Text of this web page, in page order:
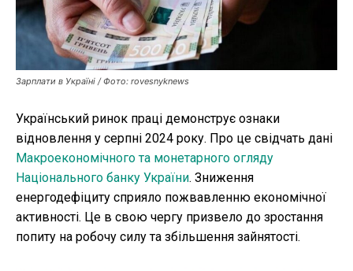
Публікації
ФОП
Ми в соц. мережах
Зарплати в Україні / Фото: rovesnyknews
Український ринок праці демонструє ознаки
відновлення у серпні 2024 року. Про це свідчать дані
Макроекономічного та монетарного огляду
Національного банку України. Зниження
енергодефіциту сприяло пожвавленню економічної
активності. Це в свою чергу призвело до зростання
попиту на робочу силу та збільшення зайнятості.